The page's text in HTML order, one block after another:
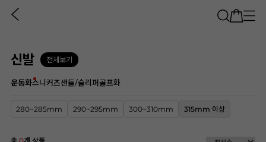
신발 전체보기
운동화스니커즈샌들/슬리퍼골프화
280~285mm 290~295mm 300~310mm 315mm 이상